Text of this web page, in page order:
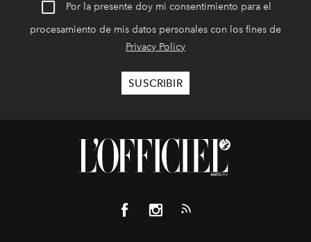
Por la presente doy mi consentimiento para el
procesamiento de mis datos personales con los fines de
Privacy Policy